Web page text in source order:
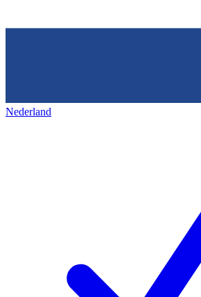
Nederland